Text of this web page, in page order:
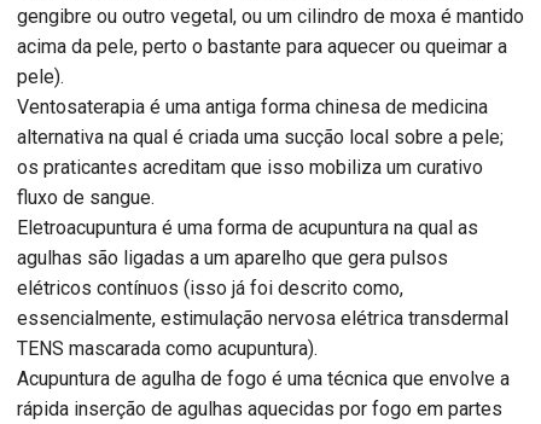
gengibre ou outro vegetal, ou um cilindro de moxa é mantido
acima da pele, perto o bastante para aquecer ou queimar a
pele).
Ventosaterapia é uma antiga forma chinesa de medicina
alternativa na qual é criada uma sucção local sobre a pele;
os praticantes acreditam que isso mobiliza um curativo
fluxo de sangue.
Eletroacupuntura é uma forma de acupuntura na qual as
agulhas são ligadas a um aparelho que gera pulsos
elétricos contínuos (isso já foi descrito como,
essencialmente, estimulação nervosa elétrica transdermal
TENS mascarada como acupuntura).
Acupuntura de agulha de fogo é uma técnica que envolve a
rápida inserção de agulhas aquecidas por fogo em partes